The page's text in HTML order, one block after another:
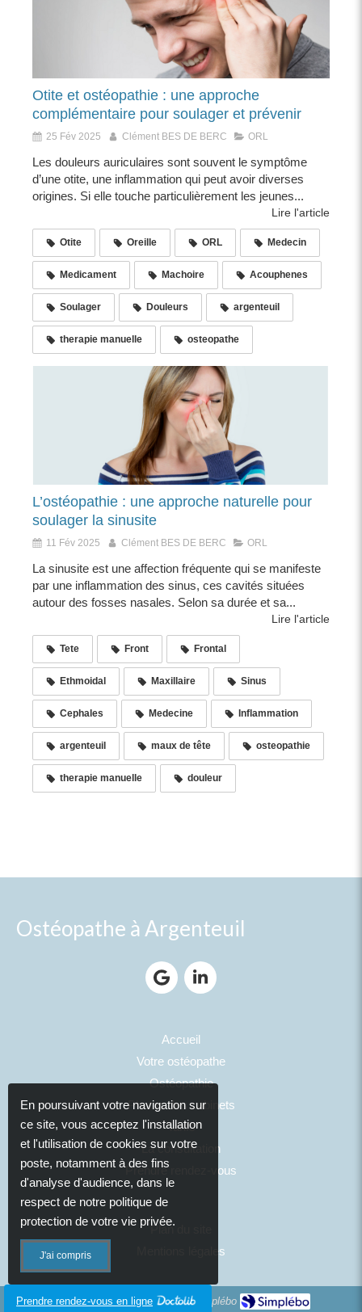
Otite et ostéopathie : une approche
complémentaire pour soulager et prévenir
25 Fév 2025 Clément BES DE BERC ORL
Les douleurs auriculaires sont souvent le symptôme
d’une otite, une inflammation qui peut avoir diverses
origines. Si elle touche particulièrement les jeunes...
Lire l'article
Otite Oreille ORL Medecin
Medicament Machoire Acouphenes
Soulager Douleurs argenteuil
therapie manuelle osteopathe
L’ostéopathie : une approche naturelle pour
soulager la sinusite
11 Fév 2025 Clément BES DE BERC ORL
La sinusite est une affection fréquente qui se manifeste
par une inflammation des sinus, ces cavités situées
autour des fosses nasales. Selon sa durée et sa...
Lire l'article
Tete Front Frontal
Ethmoidal Maxillaire Sinus
Cephales Medecine Inflammation
argenteuil maux de tête osteopathie
therapie manuelle douleur
Ostéopathe à Argenteuil
Accueil
Votre ostéopathe
Ostéopathie
Photos des cabinets
Tarifs
La consultation
Prendre rendez-vous
Plan du site
Mentions légales
Création et référencement du site par Simplébo
En poursuivant votre navigation sur
ce site, vous acceptez l'installation
et l'utilisation de cookies sur votre
poste, notamment à des fins
d'analyse d'audience, dans le
respect de notre politique de
protection de votre vie privée.
J'ai compris
Prendre rendez-vous en ligne